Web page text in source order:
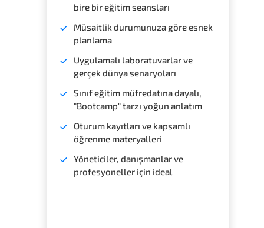
bire bir eğitim seansları
Müsaitlik durumunuza göre esnek
planlama
Uygulamalı laboratuvarlar ve
gerçek dünya senaryoları
Sınıf eğitim müfredatına dayalı,
"Bootcamp" tarzı yoğun anlatım
Oturum kayıtları ve kapsamlı
öğrenme materyalleri
Yöneticiler, danışmanlar ve
profesyoneller için ideal